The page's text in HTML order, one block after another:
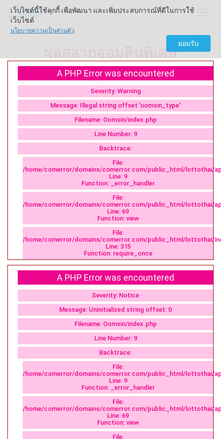
ผลสลากออมสินพิเศษ
A PHP Error was encountered
Severity: Warning
Message: Illegal string offset 'oomsin_type'
Filename: Oomsin/index.php
Line Number: 9
Backtrace:
File:
/home/comerror/domains/comerror.com/public_html/lottothai/
Line: 9
Function: _error_handler
File:
/home/comerror/domains/comerror.com/public_html/lottothai/
Line: 69
Function: view
File:
/home/comerror/domains/comerror.com/public_html/lottothai/
Line: 315
Function: require_once
A PHP Error was encountered
Severity: Notice
Message: Uninitialized string offset: 0
Filename: Oomsin/index.php
Line Number: 9
Backtrace:
File:
/home/comerror/domains/comerror.com/public_html/lottothai/
Line: 9
Function: _error_handler
File:
/home/comerror/domains/comerror.com/public_html/lottothai/
Line: 69
Function: view
File:
เว็บไซต์นี้ใช้คุกกี้ เพื่อพัฒนา และเพิ่มประสบการณ์ที่ดีในการใช้
เว็บไซต์
นโยบายความเป็นส่วนตัว
ยอมรับ